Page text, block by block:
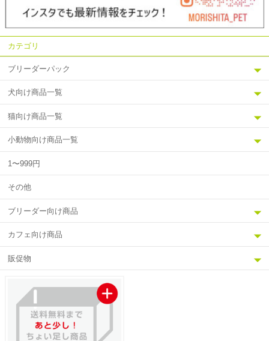
カテゴリ
ブリーダーパック
犬向け商品一覧
猫向け商品一覧
小動物向け商品一覧
1〜999円
その他
ブリーダー向け商品
カフェ向け商品
販促物